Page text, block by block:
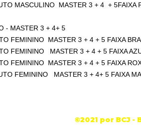
MASCULINO MASTER 3 + 4 + 5FAIXA
- MASTER 3 + 4+ 5
FEMININO MASTER 3 + 4 + 5 FAIXA
FEMININO MASTER 3 + 4 + 5 FAIXA
FEMININO MASTER 3 + 4 + 5 FAIXA
FEMININO MASTER 3 + 4+ 5 FAIXA
©2021 por BCJ -